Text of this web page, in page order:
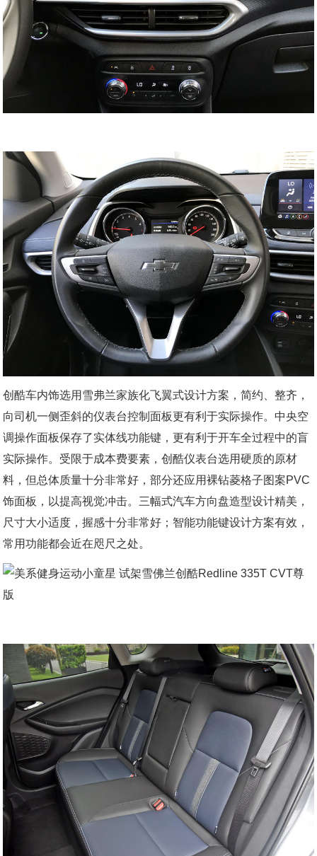
创酷车内饰选用雪弗兰家族化飞翼式设计方案，简约、整齐，
向司机一侧歪斜的仪表台控制面板更有利于实际操作。中央空
调操作面板保存了实体线功能键，更有利于开车全过程中的盲
实际操作。受限于成本费要素，创酷仪表台选用硬质的原材
料，但总体质量十分非常好，部分还应用裸钻菱格子图案PVC
饰面板，以提高视觉冲击。三幅式汽车方向盘造型设计精美，
尺寸大小适度，握感十分非常好；智能功能键设计方案有效，
常用功能都会近在咫尺之处。